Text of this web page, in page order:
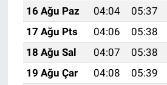
16 Ağu Paz
04:04 05:37
17 Ağu Pts
04:06 05:38
18 Ağu Sal
04:07 05:38
19 Ağu Çar
04:08 05:39